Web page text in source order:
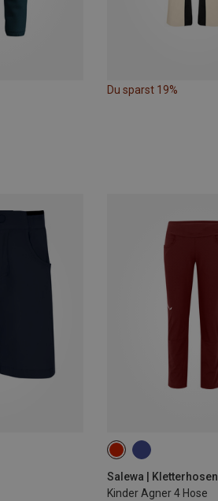
Du sparst 19%
Salewa | Kletterhosen
Kinder Agner 4 Hose
92 104